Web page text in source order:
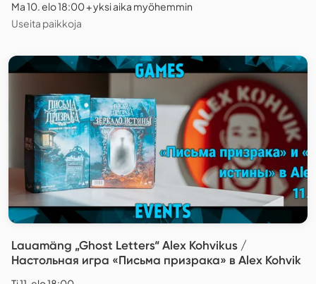
Ma 10. elo 18:00 + yksi aika myöhemmin
Useita paikkoja
Lauamäng „Ghost Letters“ Alex Kohvikus /
Настольная игра «Письма призрака» в Alex Kohvik